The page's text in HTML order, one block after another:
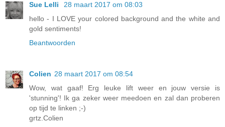
Sue Lelli
28 maart 2017 om 08:03
hello - I LOVE your colored background and the white and
gold sentiments!
Beantwoorden
Colien 28 maart 2017 om 08:54
Wow, wat gaaf! Erg leuke lift weer en jouw versie is
'stunning'! Ik ga zeker weer meedoen en zal dan proberen
op tijd te linken ;-)
grtz.Colien